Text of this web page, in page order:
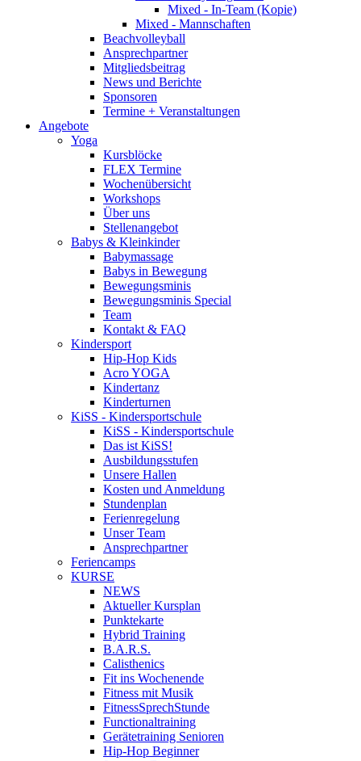
Mixed - In-Team (Kopie)
Mixed - Mannschaften
Beachvolleyball
Ansprechpartner
Mitgliedsbeitrag
News und Berichte
Sponsoren
Termine + Veranstaltungen
Angebote
Yoga
Kursblöcke
FLEX Termine
Wochenübersicht
Workshops
Über uns
Stellenangebot
Babys & Kleinkinder
Babymassage
Babys in Bewegung
Bewegungsminis
Bewegungsminis Special
Team
Kontakt & FAQ
Kindersport
Hip-Hop Kids
Acro YOGA
Kindertanz
Kinderturnen
KiSS - Kindersportschule
KiSS - Kindersportschule
Das ist KiSS!
Ausbildungsstufen
Unsere Hallen
Kosten und Anmeldung
Stundenplan
Ferienregelung
Unser Team
Ansprechpartner
Feriencamps
KURSE
NEWS
Aktueller Kursplan
Punktekarte
Hybrid Training
B.A.R.S.
Calisthenics
Fit ins Wochenende
Fitness mit Musik
FitnessSprechStunde
Functionaltraining
Gerätetraining Senioren
Hip-Hop Beginner